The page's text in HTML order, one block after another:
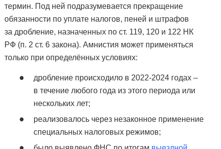
термин. Под ней подразумевается прекращение
обязанности по уплате налогов, пеней и штрафов
за дробление, назначенных по ст. 119, 120 и 122 НК
РФ (п. 2 ст. 6 закона). Амнистия может применяться
только при определённых условиях:
дробление происходило в 2022-2024 годах –
в течение любого года из этого периода или
нескольких лет;
реализовалось через незаконное применение
специальных налоговых режимов;